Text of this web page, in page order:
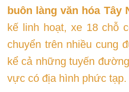
buôn làng văn hóa Tây
kế linh hoạt, xe 18 chỗ
chuyển trên nhiều cung
kể cả những tuyến
vực có địa hình phức tạp.